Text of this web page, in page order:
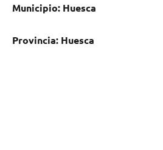
Municipio: Huesca
Provincia: Huesca